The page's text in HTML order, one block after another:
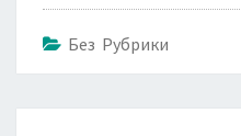
Без Рубрики